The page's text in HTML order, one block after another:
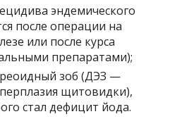
эндемического
после операции на
или после курса
препаратами);
зоб (ДЭЗ —
щитовидки),
стал дефицит йода.